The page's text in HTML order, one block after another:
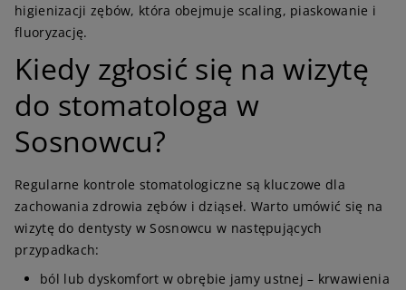
higienizacji zębów, która obejmuje scaling, piaskowanie i
fluoryzację.
Kiedy zgłosić się na wizytę
do stomatologa w
Sosnowcu?
Regularne kontrole stomatologiczne są kluczowe dla
zachowania zdrowia zębów i dziąseł. Warto umówić się na
wizytę do dentysty w Sosnowcu w następujących
przypadkach:
ból lub dyskomfort w obrębie jamy ustnej – krwawienia